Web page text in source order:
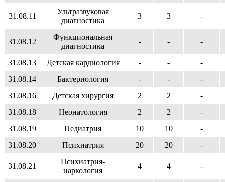
31.08.11
Ультразвуковая
диагностика
3 3 -
31.08.12
Функциональная
диагностика
- - -
31.08.13 Детская кардиология - -
-
31.08.14
Бактериология - -
-
31.08.16
Детская хирургия 2 2
-
31.08.18
Неонатология 2 2
-
31.08.19
Педиатрия 10 10
-
31.08.20
Психиатрия 20 20 -
31.08.21
Психиатрия-
наркология
4 4 -